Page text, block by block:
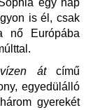
is él, csak
nő Európába
vízen átcímű
egyedülálló
gyerekét